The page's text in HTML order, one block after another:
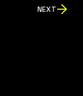
NEXT